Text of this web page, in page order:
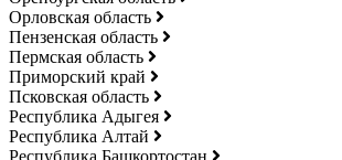
Орловская область
Пензенская область
Пермская область
Приморский край
Псковская область
Республика Адыгея
Республика Алтай
Республика Башкортостан